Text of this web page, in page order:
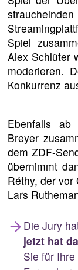
Spiel
Alex Schlüter
moderieren.
Konkurrenz
Ebenfalls
Breyer
dem ZDF-
übernimmt
Réthy, der
Lars
Die Jury
jetzt hat
Sie für